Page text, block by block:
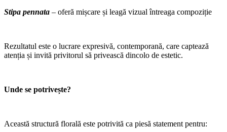
Stipa pennata – oferă mișcare și leagă vizual întreaga compoziție
Rezultatul este o lucrare expresivă, contemporană, care captează
atenția și invită privitorul să privească dincolo de estetic.
Unde se potrivește?
Această structură florală este potrivită ca piesă statement pentru: